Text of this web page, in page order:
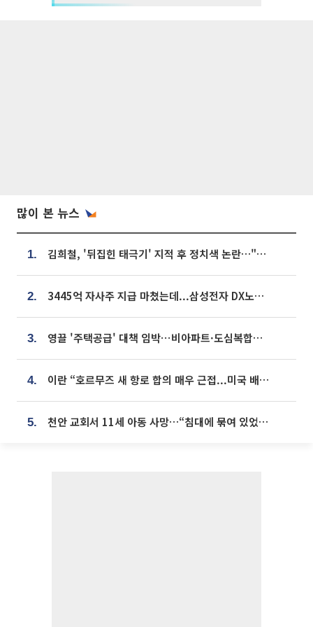
많이 본 뉴스
1. 김희철, '뒤집힌 태극기' 지적 후 정치색 논란…"좌우 떠나 우리나라 국기"
2. 3445억 자사주 지급 마쳤는데...삼성전자 DX노조, 뒤늦은 '떼쓰기 집회'
3. 영끌 '주택공급' 대책 임박⋯비아파트·도심복합까지 총동원
4. 이란 “호르무즈 새 항로 합의 매우 근접...미국 배상 먼저”
5. 천안 교회서 11세 아동 사망…“침대에 묶여 있었다” 진술 확보